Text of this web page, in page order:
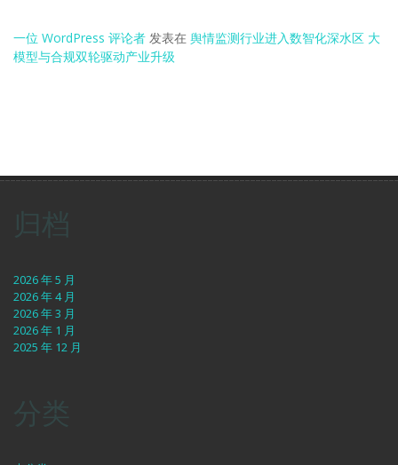
一位 WordPress 评论者 发表在 舆情监测行业进入数智化深水区 大
模型与合规双轮驱动产业升级
2026 年 5 月
2026 年 4 月
2026 年 3 月
2026 年 1 月
2025 年 12 月